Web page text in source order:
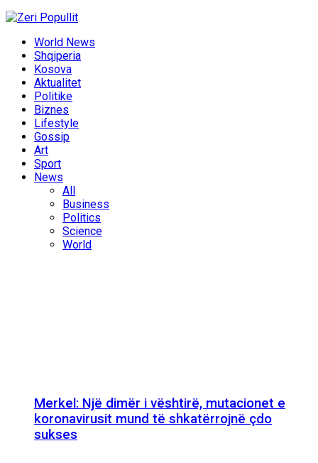
World News
Shqiperia
Kosova
Aktualitet
Politike
Biznes
Lifestyle
Gossip
Art
Sport
News
All
Business
Politics
Science
World
Merkel: Një dimër i vështirë, mutacionet e
koronavirusit mund të shkatërrojnë çdo
sukses